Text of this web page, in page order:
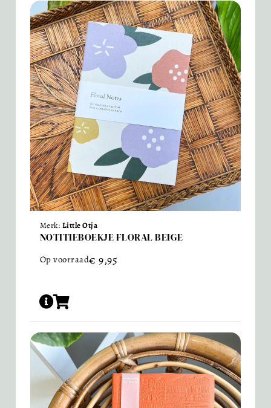
Merk: Little Otja
NOTITIEBOEKJE FLORAL BEIGE
Op voorraad€ 9,95